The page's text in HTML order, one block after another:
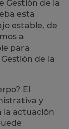
Gestión de la
esta
estable, de
a
para
de la
El
y
la actuación